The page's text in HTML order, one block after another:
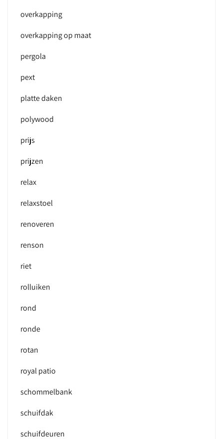
overkapping
overkapping op maat
pergola
pext
platte daken
polywood
prijs
prijzen
relax
relaxstoel
renoveren
renson
riet
rolluiken
rond
ronde
rotan
royal patio
schommelbank
schuifdak
schuifdeuren